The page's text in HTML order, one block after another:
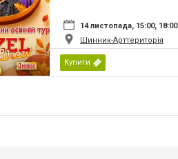
14 листопада, 15:00, 18:00
Шинник-Арттериторія
Купити